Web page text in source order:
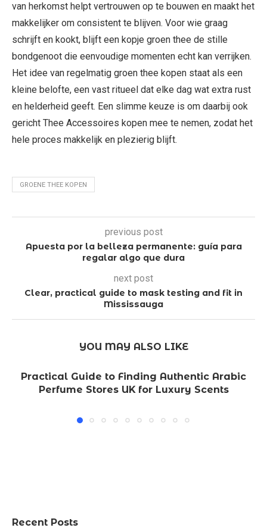
van herkomst helpt vertrouwen op te bouwen en maakt het
makkelijker om consistent te blijven. Voor wie graag
schrijft en kookt, blijft een kopje groen thee de stille
bondgenoot die eenvoudige momenten echt kan verrijken.
Het idee van regelmatig groen thee kopen staat als een
kleine belofte, een vast ritueel dat elke dag wat extra rust
en helderheid geeft. Een slimme keuze is om daarbij ook
gericht Thee Accessoires kopen mee te nemen, zodat het
hele proces makkelijk en plezierig blijft.
GROENE THEE KOPEN
previous post
Apuesta por la belleza permanente: guía para
regalar algo que dura
next post
Clear, practical guide to mask testing and fit in
Mississauga
YOU MAY ALSO LIKE
Practical Guide to Finding Authentic Arabic
Perfume Stores UK for Luxury Scents
Recent Posts